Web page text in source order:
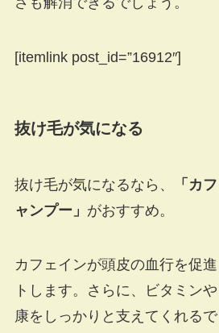
[itemlink post_id=”16912″]
抜け毛が気になる
抜け毛が気になるなら、
「カ
ャンプー」 がおすすめ。
カフェインが頭皮の血行を促
トします。さらに、ビタミン
康をしっかりと支えてくれるで